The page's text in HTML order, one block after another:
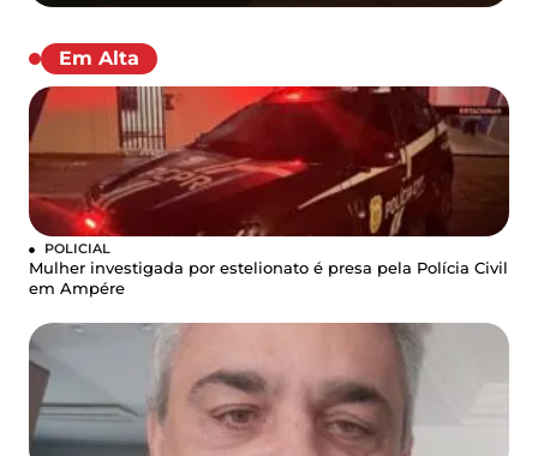
Em Alta
POLICIAL
Mulher investigada por estelionato é presa pela Polícia Civil
em Ampére